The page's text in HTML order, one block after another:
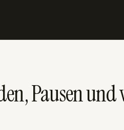
Pausen